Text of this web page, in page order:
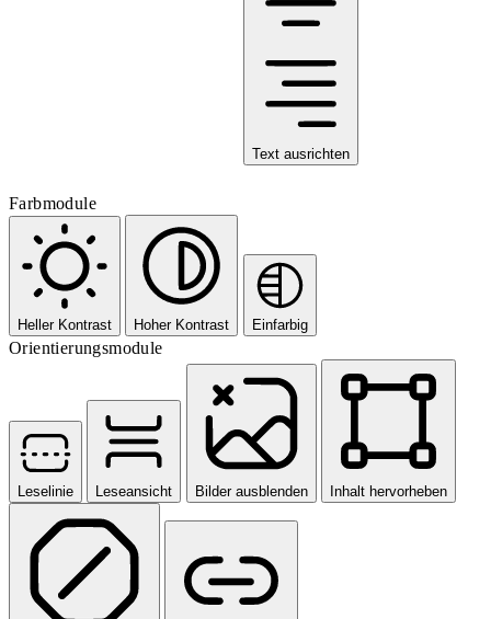
Text ausrichten
Farbmodule
Heller Kontrast Hoher Kontrast Einfarbig
Orientierungsmodule
Leselinie Leseansicht Bilder ausblenden Inhalt hervorheben